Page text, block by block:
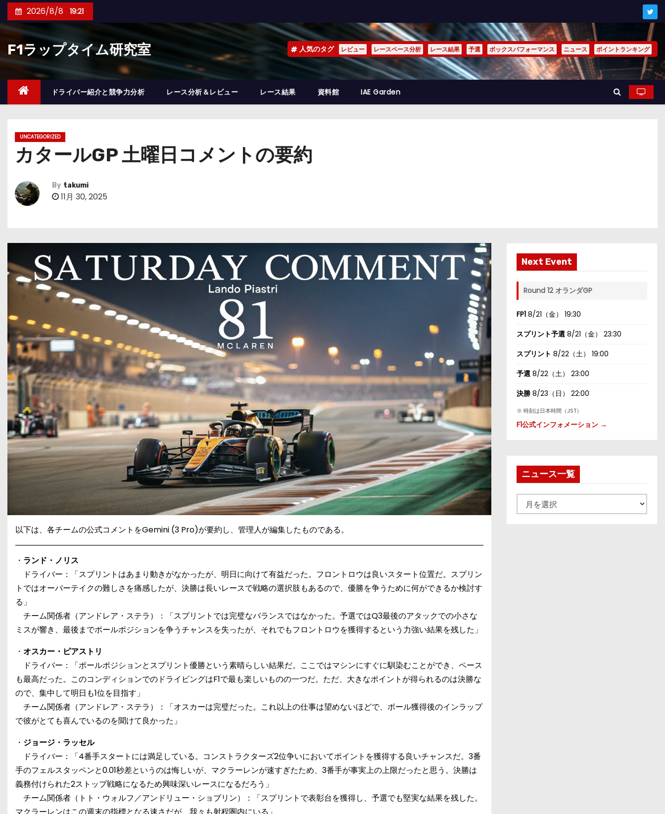
ン
ツ
キ
2026/8/8 19:21
F1ラップタイム研究室 人気のタグ レビュー レースペース分析 レース結果 予選 ボックスパフォーマンス ニュース ポイントランキング
ドライバー紹介と競争力分析 レース分析＆レビュー レース結果 資料館 IAE Garden
UNCATEGORIZED
カタールGP 土曜日コメントの要約
By takumi
11月 30, 2025
以下は、各チームの公式コメントをGemini (3 Pro)が要約し、管理人が編集したものである。
・ ランド・ノリス
ドライバー：「スプリントはあまり動きがなかったが、明日に向けて有益だった。フロントロウは良いスタート位置だ。スプリン
トではオーバーテイクの難しさを痛感したが、決勝は長いレースで戦略の選択肢もあるので、優勝を争うために何ができるか検討す
る」
チーム関係者（アンドレア・ステラ）：「スプリントでは完璧なバランスではなかった。予選ではQ3最後のアタックでの小さな
ミスが響き、最後までポールポジションを争うチャンスを失ったが、それでもフロントロウを獲得するという力強い結果を残した」
・ オスカー・ピアストリ
ドライバー：「ポールポジションとスプリント優勝という素晴らしい結果だ。ここではマシンにすぐに馴染むことができ、ペース
も最高だった。このコンディションでのドライビングはF1で最も楽しいものの一つだ。ただ、大きなポイントが得られるのは決勝な
ので、集中して明日も1位を目指す」
チーム関係者（アンドレア・ステラ）：「オスカーは完璧だった。これ以上の仕事は望めないほどで、ポール獲得後のインラップ
で彼がとても喜んでいるのを聞けて良かった」
・ ジョージ・ラッセル
ドライバー：「4番手スタートには満足している。コンストラクターズ2位争いにおいてポイントを獲得する良いチャンスだ。3番
手のフェルスタッペンと0.01秒差というのは悔しいが、マクラーレンが速すぎたため、3番手が事実上の上限だったと思う。決勝は
義務付けられた2ストップ戦略になるため興味深いレースになるだろう」
チーム関係者（トト・ウォルフ／アンドリュー・ショブリン）：「スプリントで表彰台を獲得し、予選でも堅実な結果を残した。
Next Event
Round 12 オランダGP
FP1 8/21（金） 19:30
スプリント予選 8/21（金） 23:30
スプリント 8/22（土） 19:00
予選 8/22（土） 23:00
決勝 8/23（日） 22:00
※ 時刻は日本時間（JST）
F1公式インフォメーション →
ニュース一覧
ュ